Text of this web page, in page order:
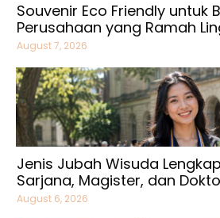
Souvenir Eco Friendly untuk
Perusahaan yang Ramah
August 7, 2026
Jenis Jubah Wisuda
Sarjana, Magister, dan
August 6, 2026